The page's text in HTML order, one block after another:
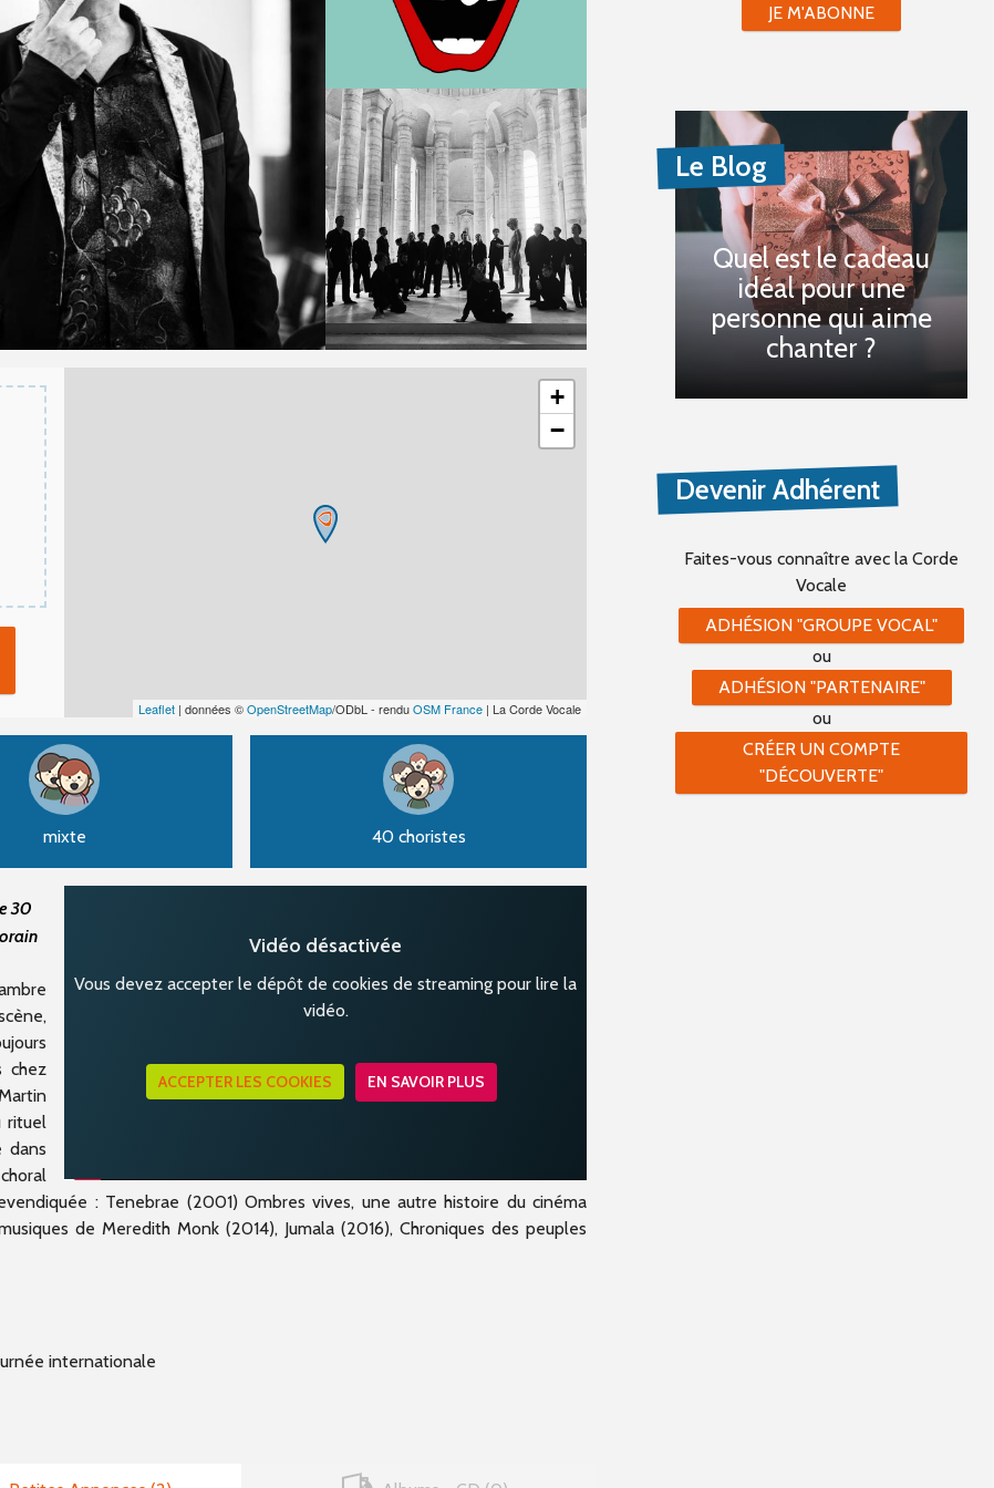
+
−
Leaflet | données ©OpenStreetMap/ODbL - renduOSM France | La Corde Vocale
mixte 40 choristes
Vidéo désactivée
Vous devez accepter le dépôt de cookies de streaming pour lire la
vidéo.
ACCEPTER LES COOKIES EN SAVOIR PLUS
30
chez
rituel
dans
: Tenebrae (2001) Ombres vives, une autre histoire du cinéma
de Meredith Monk (2014), Jumala (2016), Chroniques des peuples
internationale
JE M'ABONNE
Le Blog
Quel est le cadeau
idéal pour une
personne qui aime
chanter ?
Devenir Adhérent
Faites-vous connaître avec la Corde
Vocale
ADHÉSION "GROUPE VOCAL"
ou
ADHÉSION "PARTENAIRE"
ou
CRÉER UN COMPTE
"DÉCOUVERTE"